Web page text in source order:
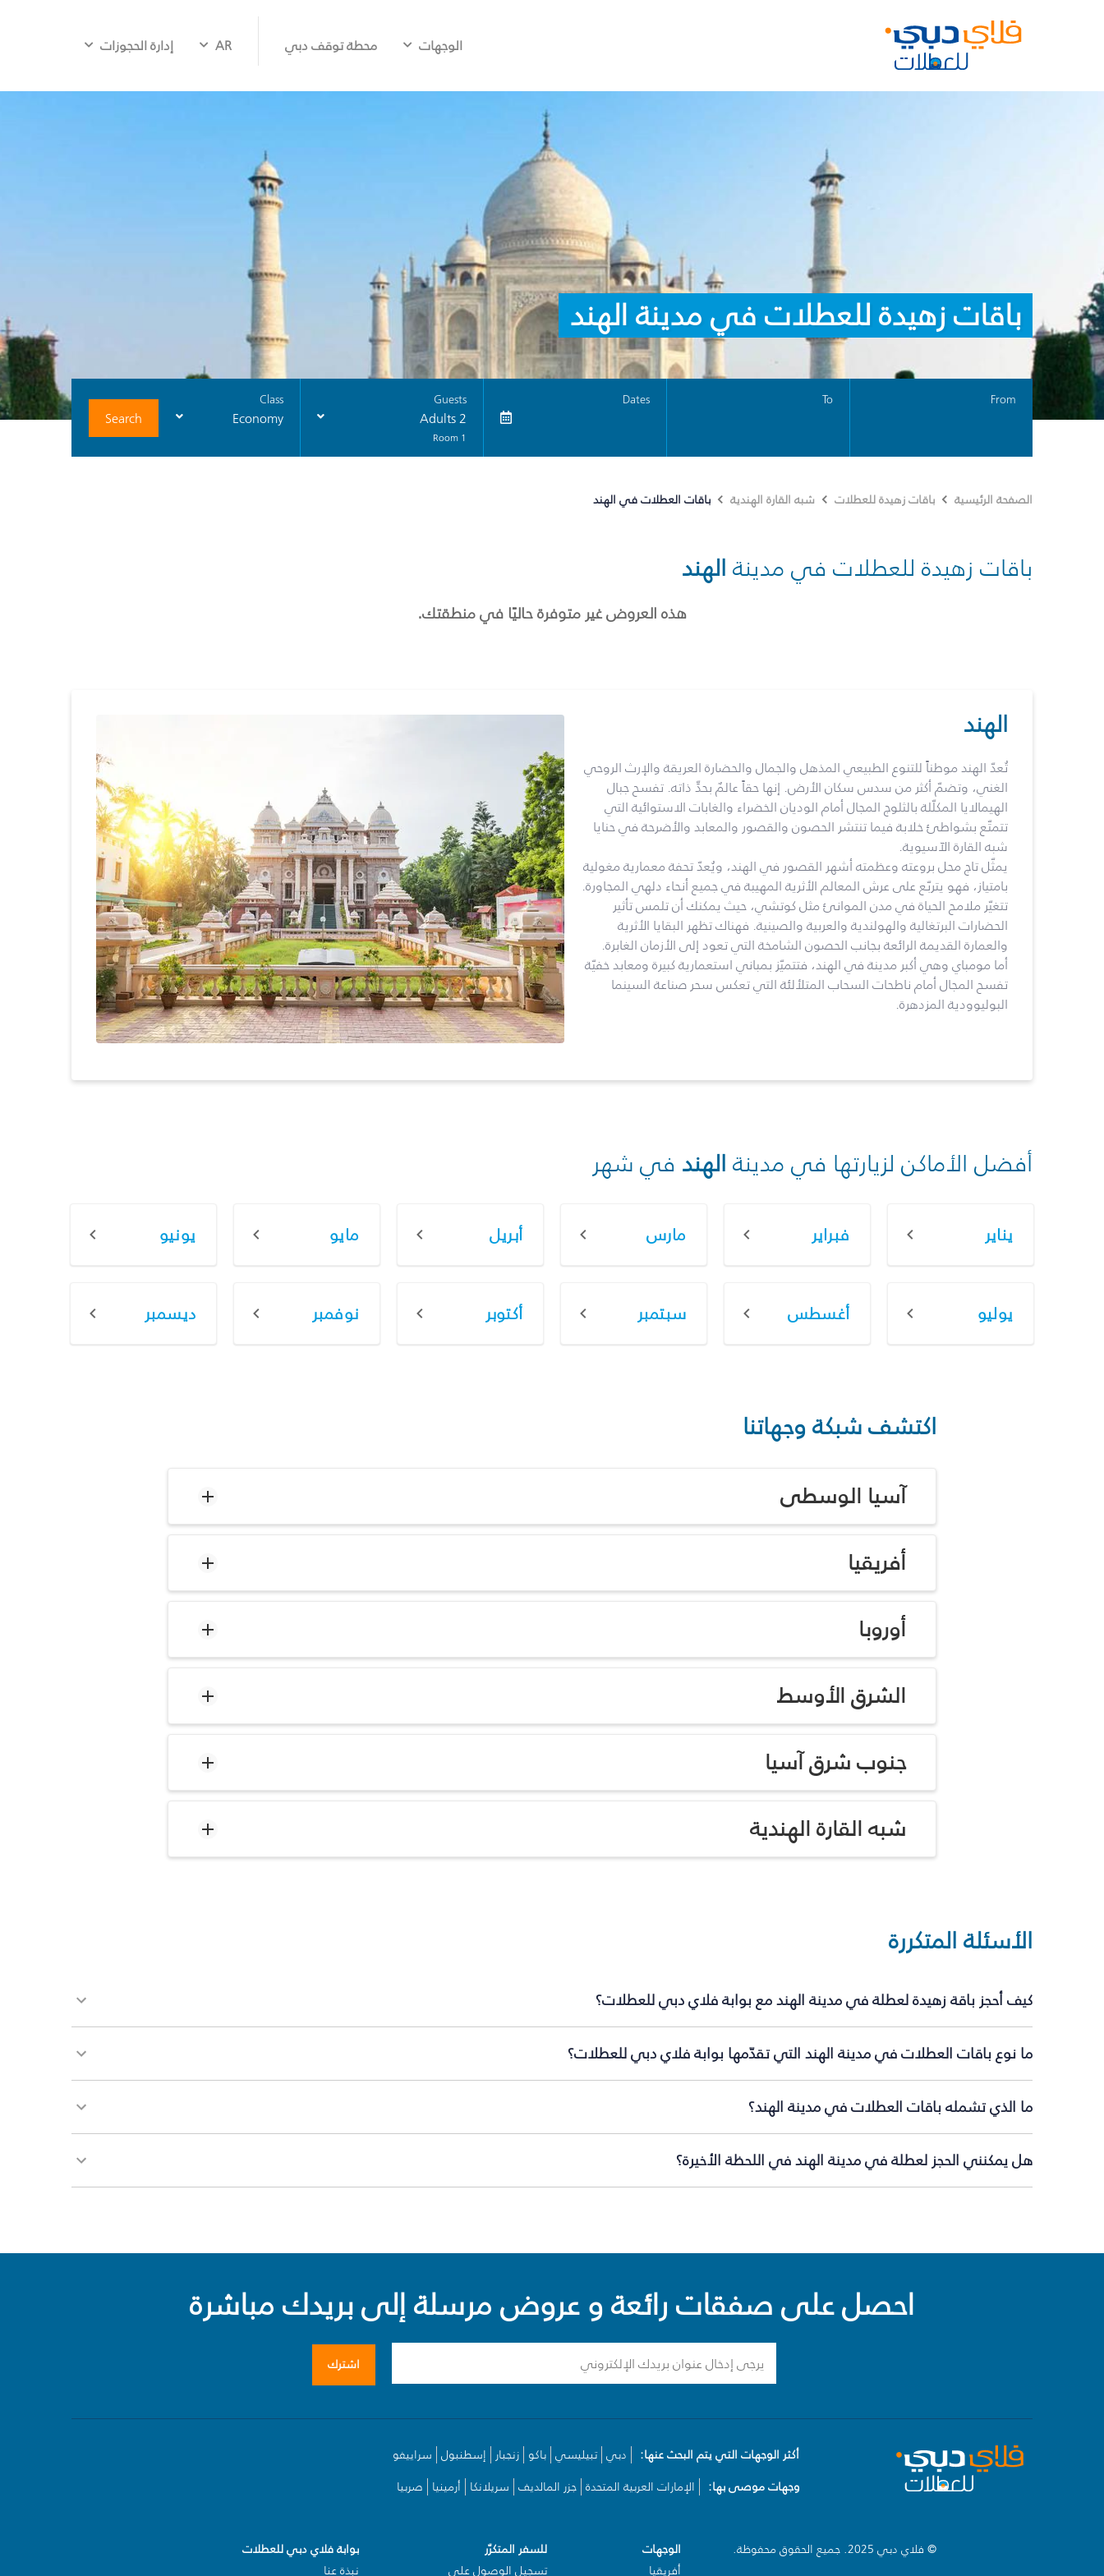
الوجهات محطة توقف دبي AR إدارة الحجوزات
باقات زهيدة للعطلات في مدينة الهند
From
To
Dates
Guests
2 Adults
1 Room
Class
Economy
Search
الصفحة الرئيسية باقات زهيدة للعطلات شبه القارة الهندية باقات العطلات في الهند
باقات زهيدة للعطلات في مدينة الهند
هذه العروض غير متوفرة حاليًا في منطقتك.
الهند
تُعدّ الهند موطناً للتنوع الطبيعي المذهل والجمال والحضارة العريقة والإرث الروحي
الغني، وتضمّ أكثر من سدس سكان الأرض. إنها حقاً عالمٌ بحدِّ ذاته. تفسح جبال
الهيمالايا المكلّلة بالثلوج المجال أمام الوديان الخضراء والغابات الاستوائية التي
تتمتّع بشواطئ خلابة فيما تنتشر الحصون والقصور والمعابد والأضرحة في حنايا
شبه القارة الآسيوية.
يمثّل تاج محل بروعته وعظمته أشهر القصور في الهند، ويُعدّ تحفة معمارية مغولية
بامتياز، فهو يتربّع على عرش المعالم الأثرية المهيبة في جميع أنحاء دلهي المجاورة.
تتغيّر ملامح الحياة في مدن الموانئ مثل كوتشي، حيث يمكنك أن تلمس تأثير
الحضارات البرتغالية والهولندية والعربية والصينية. فهناك تظهر البقايا الأثرية
والعمارة القديمة الرائعة بجانب الحصون الشامخة التي تعود إلى الأزمان الغابرة.
أما مومباي وهي أكبر مدينة في الهند، فتتميّز بمباني استعمارية كبيرة ومعابد خفيّة
تفسح المجال أمام ناطحات السحاب المتلألئة التي تعكس سحر صناعة السينما
البوليوودية المزدهرة.
أفضل الأماكن لزيارتها في مدينة الهند في شهر
يناير فبراير مارس أبريل مايو يونيو
يوليو أغسطس سبتمبر أكتوبر نوفمبر ديسمبر
اكتشف شبكة وجهاتنا
آسيا الوسطى
أفريقيا
أوروبا
الشرق الأوسط
جنوب شرق آسيا
شبه القارة الهندية
الأسئلة المتكررة
كيف أحجز باقة زهيدة لعطلة في مدينة الهند مع بوابة فلاي دبي للعطلات؟
ما نوع باقات العطلات في مدينة الهند التي تقدّمها بوابة فلاي دبي للعطلات؟
ما الذي تشمله باقات العطلات في مدينة الهند؟
هل يمكنني الحجز لعطلة في مدينة الهند في اللحظة الأخيرة؟
احصل على صفقات رائعة و عروض مرسلة إلى بريدك مباشرة
اشترك
أكثر الوجهات التي يتم البحث عنها: دبي تبيليسي باكو زنجبار إسطنبول سراييفو
وجهات موصى بها:
الإمارات العربية المتحدة جزر المالديف سريلانكا أرمينيا صربيا
© فلاي دبي 2025. جميع الحقوق محفوظة.
الوجهات
أفريقيا
للسفر المتكرّر
تسجيل الوصول على
بوابة فلاي دبي للعطلات
نبذة عنا